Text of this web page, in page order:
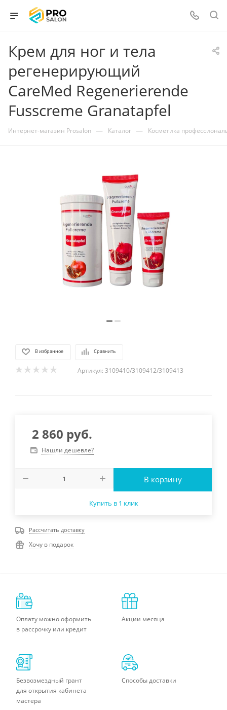
Крем для ног и тела
регенерирующий
CareMed Regenerierende
Fusscreme Granatapfel
Интернет-магазин Prosalon — Каталог — Косметика
В избранное Сравнить
Артикул: 3109410/3109412/3109413
2 860 руб.
Нашли дешевле?
В корзину
Купить в 1 клик
Рассчитать доставку
Хочу в подарок
Оплату можно оформить
в рассрочку или кредит
Акции месяца
Безвозмездный грант
для открытия кабинета
мастера
Способы доставки